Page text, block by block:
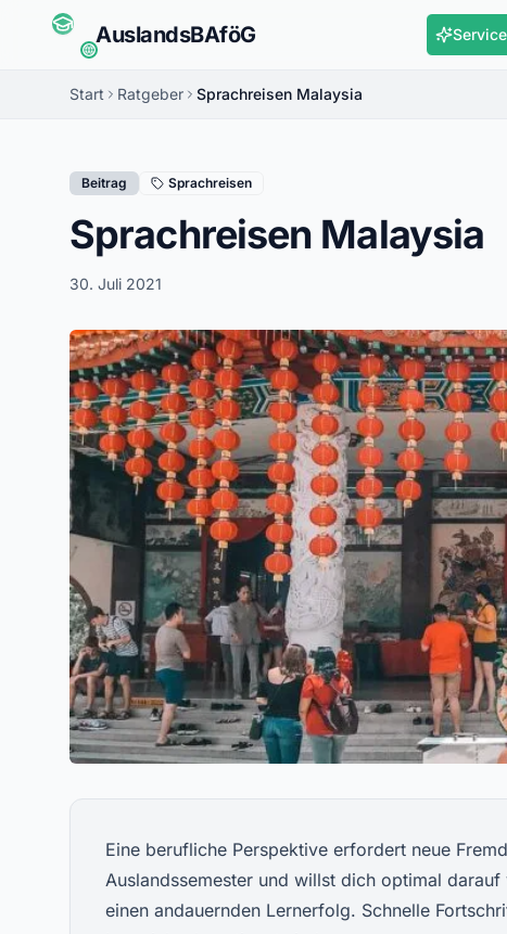
AuslandsBAföG
Start Ratgeber Sprachreisen Malaysia
Beitrag Sprachreisen
Sprachreisen Malaysia
30. Juli 2021
Eine berufliche Perspektive erfordert neue
Auslandssemester und willst dich optimal
einen andauernden Lernerfolg. Schnelle